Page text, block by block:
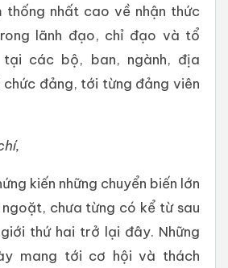
thống nhất cao về nhận thức
lãnh đạo, chỉ đạo và tổ
tại các bộ, ban, ngành, địa
đảng, tới từng đảng viên
kiến những chuyển biến lớn
chưa từng có kể từ sau
thứ hai trở lại đây. Những
mang tới cơ hội và thách